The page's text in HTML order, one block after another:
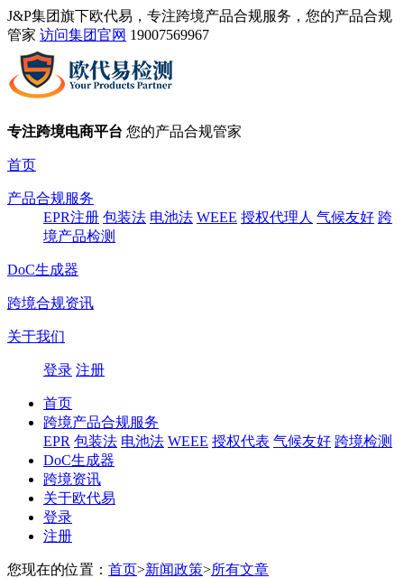
J&P集团旗下欧代易，专注跨境产品合规服务，您的产品合规
管家 访问集团官网 19007569967
专注跨境电商平台 您的产品合规管家
首页
产品合规服务
EPR注册 包装法 电池法 WEEE 授权代理人 气候友好 跨
境产品检测
DoC生成器
跨境合规资讯
关于我们
登录 注册
首页
跨境产品合规服务
EPR 包装法 电池法 WEEE 授权代表 气候友好 跨境检测
DoC生成器
跨境资讯
关于欧代易
登录
注册
您现在的位置： 首页>新闻政策>所有文章